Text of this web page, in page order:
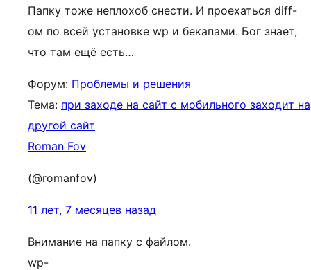
Папку тоже неплохоб снести. И проехаться diff-
ом по всей установке wp и бекапами. Бог знает,
что там ещё есть…
Форум: Проблемы и решения
Тема: при заходе на сайт с мобильного заходит на
другой сайт
Roman Fov
(@romanfov)
11 лет, 7 месяцев назад
Внимание на папку с файлом.
wp-